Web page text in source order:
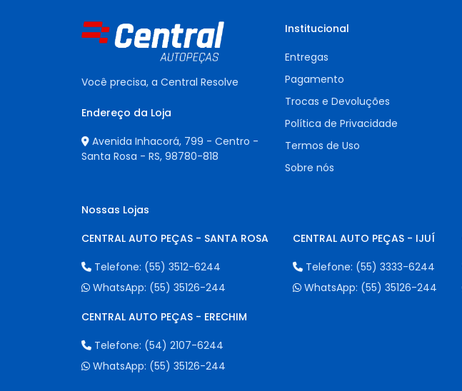
Você precisa, a Central Resolve
Endereço da Loja
Avenida Inhacorá, 799 - Centro -
Santa Rosa - RS, 98780-818
Institucional
Entregas
Pagamento
Trocas e Devoluções
Política de Privacidade
Termos de Uso
Sobre nós
Nossas Lojas
CENTRAL AUTO PEÇAS - SANTA ROSA
Telefone: (55) 3512-6244
WhatsApp: (55) 35126-244
CENTRAL AUTO PEÇAS - IJUÍ
Telefone: (55) 3333-6244
WhatsApp: (55) 35126-244
CENTRAL AUTO PEÇAS - ERECHIM
Telefone: (54) 2107-6244
WhatsApp: (55) 35126-244